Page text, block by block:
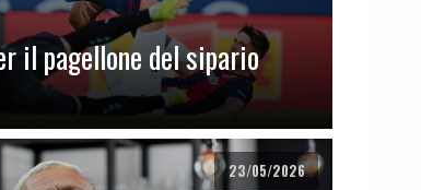
il pagellone del sipario
23/05/2026